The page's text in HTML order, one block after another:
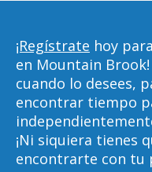
¡Regístrate hoy
en Mountain
cuando lo desees,
encontrar tiempo
¡Ni siquiera tienes
encontrarte con tu